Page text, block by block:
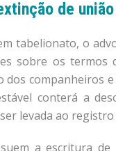
de
tabelionato, o
sobre os termos
dos companheiros
conterá a
levada ao
a escritura